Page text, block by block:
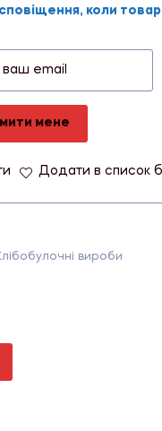
коли
мене
Додати в список
вироби